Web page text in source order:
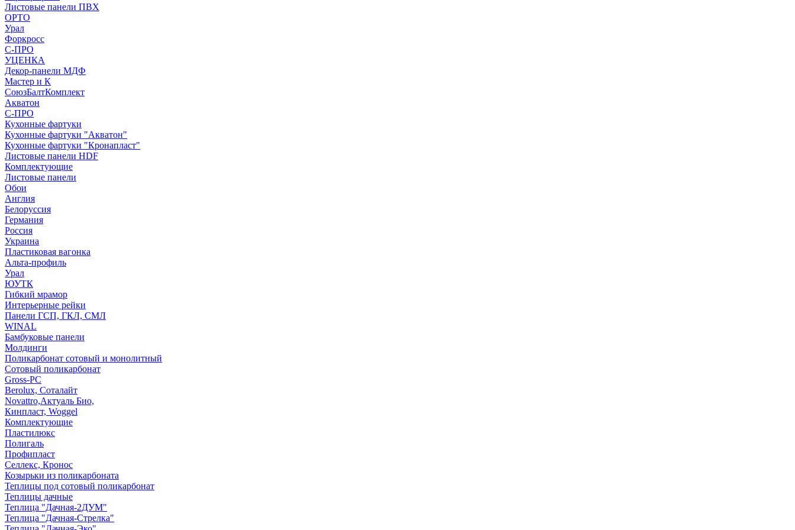
Листовые панели ПВХ
ОРТО
Урал
Форкросс
С-ПРО
УЦЕНКА
Декор-панели МДФ
Мастер и К
СоюзБалтКомплект
Акватон
С-ПРО
Кухонные фартуки
Кухонные фартуки "Акватон"
Кухонные фартуки "Кронапласт"
Листовые панели HDF
Комплектующие
Листовые панели
Обои
Англия
Белоруссия
Германия
Россия
Украина
Пластиковая вагонка
Альта-профиль
Урал
ЮУТК
Гибкий мрамор
Интерьерные рейки
Панели ГСП, ГКЛ, СМЛ
WINAL
Бамбуковые панели
Молдинги
Поликарбонат сотовый и монолитный
Сотовый поликарбонат
Gross-PC
Berolux, Соталайт
Novattro,Актуаль Био,
Кинпласт, Woggel
Комплектующие
Пластилюкс
Полигаль
Профипласт
Селлекс, Кронос
Козырьки из поликарбоната
Теплицы под сотовый поликарбонат
Теплицы дачные
Теплица "Дачная-2ДУМ"
Теплица "Дачная-Стрелка"